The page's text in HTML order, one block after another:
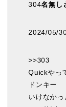
304名無し
2024/05/
>>303
Quickやっ
ドンキー
いけなか